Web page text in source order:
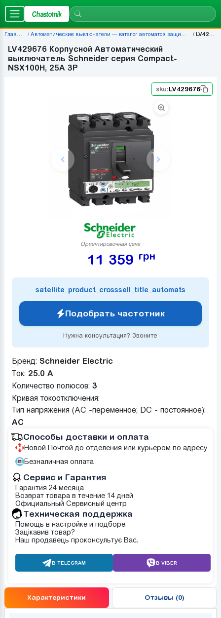
Chastotnik
Автоматические выключатели — каталог автоматов защиты | Chastotnik.ua LV429676
LV429676 Корпусной Автоматический
выключатель Schneider серия Compact-
NSX100H, 25A 3P
sku:LV429676
Ориентировочная цена
11 359 грн
satellite_product_crosssell_title_automats
Подобрать частотник
Нужна консультация? Звоните
Бренд: Schneider Electric
Ток: 25.0 А
Количество полюсов: 3
Кривая токоотключения:
Тип напряжения (AC -переменное; DC - постоянное):
AC
Способы доставки и оплата
Новой Почтой до отделения или курьером по адресу
Безналичная оплата
Сервис и Гарантия
Гарантия 24 месяца
Возврат товара в течение 14 дней
Официальный Сервисный центр
Техническая поддержка
Помощь в настройке и подборе
Зацікавив товар?
Наш продавець проконсультує Вас.
В TELEGRAM В VIBER
Характеристики Отзывы (0)